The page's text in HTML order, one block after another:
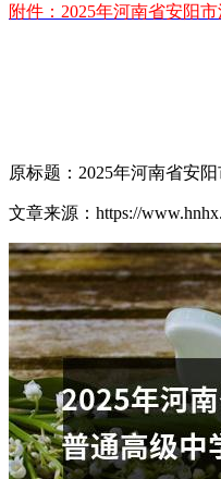
附件：2025年河南省安阳
原标题：2025年河南省安
文章来源：https://